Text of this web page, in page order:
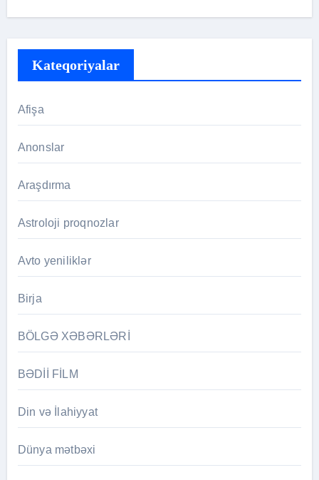
Kateqoriyalar
Afişa
Anonslar
Araşdırma
Astroloji proqnozlar
Avto yeniliklər
Birja
BÖLGƏ XƏBƏRLƏRİ
BƏDİİ FİLM
Din və İlahiyyat
Dünya mətbəxi